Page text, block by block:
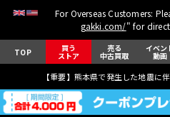
For Overseas Customers:
gakki.com/" for
TOP 買う
ストア
売る
中古買取
イベン
動画
【重要】熊本県で発生した地震に